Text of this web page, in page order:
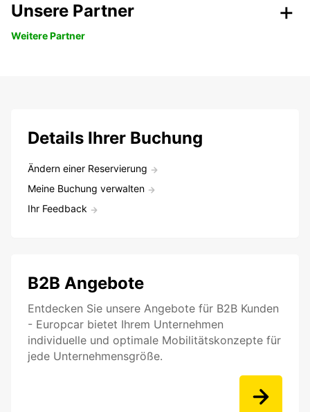
Unsere Partner
Weitere Partner
Details Ihrer Buchung
Ändern einer Reservierung
Meine Buchung verwalten
Ihr Feedback
B2B Angebote
Entdecken Sie unsere Angebote für B2B Kunden
- Europcar bietet Ihrem Unternehmen
individuelle und optimale Mobilitätskonzepte für
jede Unternehmensgröße.